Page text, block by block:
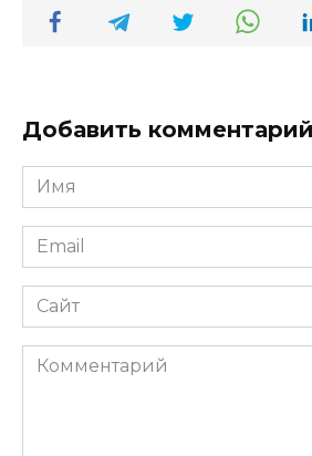
Добавить комментарий
Имя
*
Email
*
Сайт
Комментарий